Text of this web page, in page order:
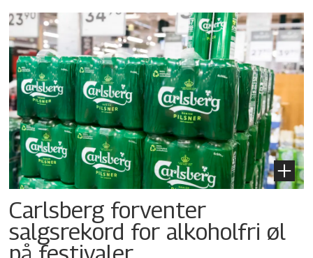
Carlsberg forventer
salgsrekord for alkoholfri øl